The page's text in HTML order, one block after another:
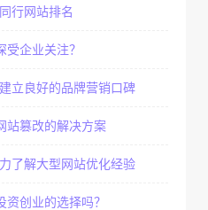
行网站排名
企业关注？
立良好的品牌营销口碑
站篡改的解决方案
了解大型网站优化经验
创业的选择吗？